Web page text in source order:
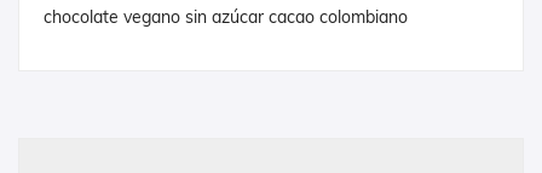
chocolate vegano sin azúcar cacao colombiano